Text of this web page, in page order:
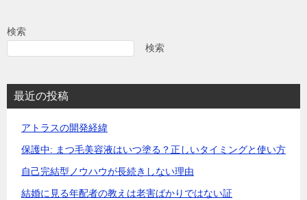
検索
検索
最近の投稿
アトラスの開発経緯
保護中: まつ毛美容液はいつ塗る？正しいタイミングと使い方
自己完結型ノウハウが長続きしない理由
結婚に見る年配者の教えは老害ばかりではない証